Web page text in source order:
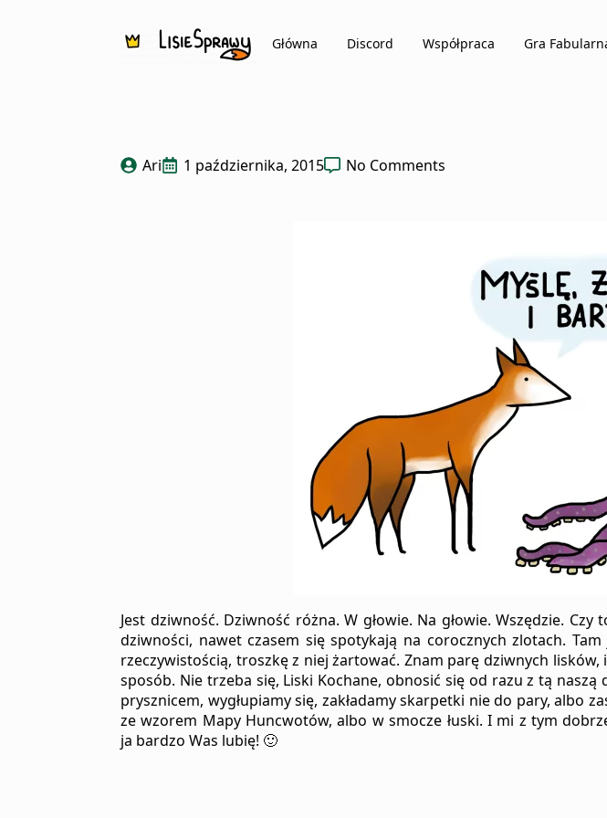
Główna Discord Współpraca Gra
Ari 1 października, 2015 No Comments
Jest dziwność. Dziwność różna. W głowie. Na głowie. Wszędzie.
dziwności, nawet czasem się spotykają na corocznych zlotach.
rzeczywistością, troszkę z niej żartować. Znam parę dziwnych
sposób. Nie trzeba się, Liski Kochane, obnosić się od razu z tą
prysznicem, wygłupiamy się, zakładamy skarpetki nie do pary, albo
ze wzorem Mapy Huncwotów, albo w smocze łuski. I mi z tym
ja bardzo Was lubię! 🙂